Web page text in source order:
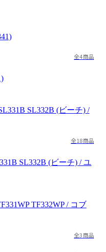
全4商品
全18商品
SL332B (ビーチ) / ユ
全3商品